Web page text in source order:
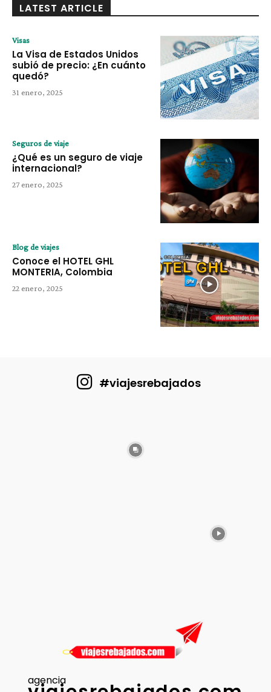
LATEST ARTICLE
Visas
La Visa de Estados Unidos
subió de precio: ¿En cuánto
quedó?
31 enero, 2025
Seguros de viaje
¿Qué es un seguro de viaje
internacional?
27 enero, 2025
Blog de viajes
Conoce el HOTEL GHL
MONTERIA, Colombia
22 enero, 2025
#viajesrebajados
agencia